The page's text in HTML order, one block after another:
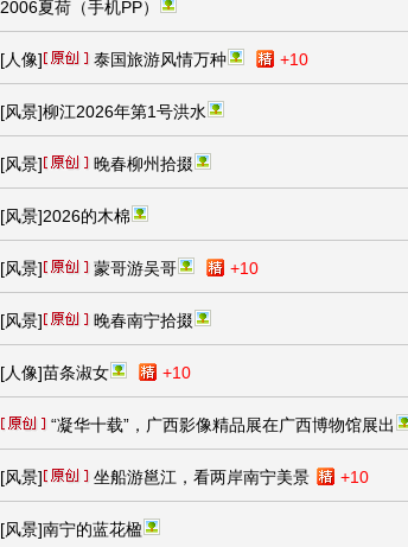
2006夏荷（手机PP）
[人像] 泰国旅游风情万种 +10
[风景]柳江2026年第1号洪水
[风景] 晚春柳州拾掇
[风景]2026的木棉
[风景] 蒙哥游吴哥 +10
[风景] 晚春南宁拾掇
[人像]苗条淑女 +10
“凝华十载”，广西影像精品展在广西博物馆展出
[风景] 坐船游邕江，看两岸南宁美景 +10
[风景]南宁的蓝花楹